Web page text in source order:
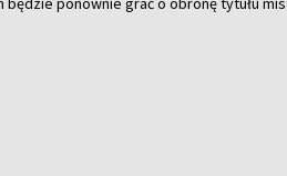
Zagra w nim w niedzielę z Hiszpanią.
się w meczu o trzecie miejsce.